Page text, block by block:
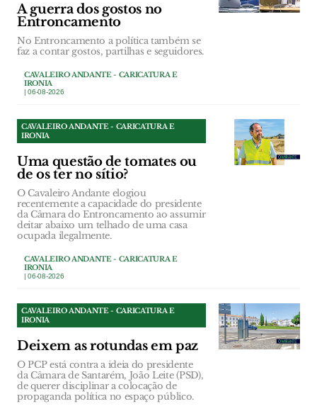
A guerra dos gostos no
Entroncamento
No Entroncamento a política também se
faz a contar gostos, partilhas e seguidores.
CAVALEIRO ANDANTE - CARICATURA E
IRONIA
| 06-08-2026
CAVALEIRO ANDANTE - CARICATURA E
IRONIA
Uma questão de tomates ou
de os ter no sítio?
O Cavaleiro Andante elogiou
recentemente a capacidade do presidente
da Câmara do Entroncamento ao assumir
deitar abaixo um telhado de uma casa
ocupada ilegalmente.
CAVALEIRO ANDANTE - CARICATURA E
IRONIA
| 06-08-2026
CAVALEIRO ANDANTE - CARICATURA E
IRONIA
Deixem as rotundas em paz
O PCP está contra a ideia do presidente
da Câmara de Santarém, João Leite (PSD),
de querer disciplinar a colocação de
propaganda política no espaço público.